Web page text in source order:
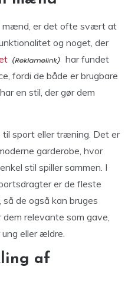
mænd, er det ofte svært at
og noget, der
har fundet
fordi de både er brugbare
en stil, der gør dem
sport eller træning. Det er
garderobe, hvor
stil spiller sammen. I
er de fleste
de også kan bruges
relevante som gave,
eller ældre.
af